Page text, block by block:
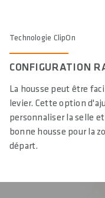
Technologie ClipOn
CONFIGURATION
La housse peut être
levier. Cette option
personnaliser la selle
bonne housse pour la
départ.